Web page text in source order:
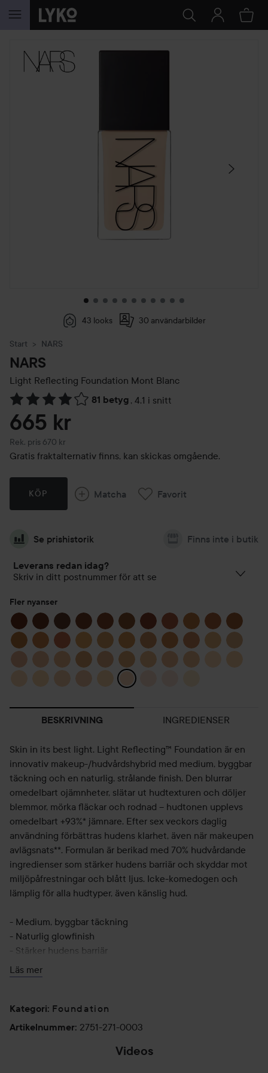
HOPPA TILL INNEHÅLLET
HOPPA ÖVER SEKTIONEN
43 looks 30 användarbilder
Start NARS
NARS
Light Reflecting Foundation Mont Blanc
81 betyg , 4.1 i snitt
Hoppa till Betyg & kommentarer
665 kr
Rek. pris 670 kr
Rekommenderat pris 670 kr
Gratis fraktalternativ finns, kan skickas omgående.
KÖP Matcha Favorit
Se prishistorik Finns inte i butik
Leverans redan idag?
Skriv in ditt postnummer för att se
Fler nyanser
BESKRIVNING INGREDIENSER
Skin in its best light. Light Reflecting™ Foundation är en
innovativ makeup-/hudvårdshybrid med medium, byggbar
täckning och en naturlig, strålande finish. Den blurrar
omedelbart ojämnheter, slätar ut hudtexturen och döljer
blemmor, mörka fläckar och rodnad – hudtonen upplevs
omedelbart +93%* jämnare. Efter sex veckors daglig
användning förbättras hudens klarhet, även när makeupen
avlägsnats**. Formulan är berikad med 70% hudvårdande
ingredienser som stärker hudens barriär och skyddar mot
miljöpåfrestningar och blått ljus. Icke-komedogen och
lämplig för alla hudtyper, även känslig hud.
- Medium, byggbar täckning
- Naturlig glowfinish
- Stärker hudens barriär
Photochromic Technology justerar hudtonen efter ljusets
kombinerar mikroprismor, alger och havsvatten för att öka
hudens lyster. Biomimetisk havre minskar rodnad, japansk
blått ljus och miljöpåfrestningar.
Läs mer
Kategori: Foundation
Artikelnummer: 2751-271-0003
Videos